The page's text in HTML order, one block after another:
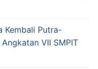
Kembali Putra-
VII SMPIT